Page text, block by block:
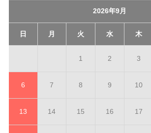
2026年9月
日 月 火 水 木
1 2 3
6 7 8 9 10
13 14 15 16 17